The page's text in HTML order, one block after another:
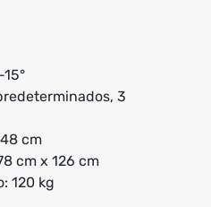
3
cm
cm x 126 cm
120 kg